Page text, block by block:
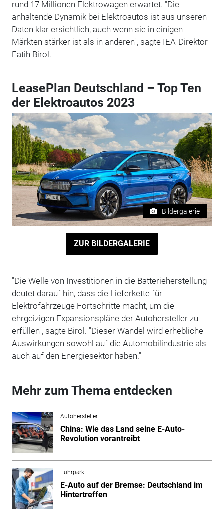
rund 17 Millionen Elektrowagen erwartet. "Die
anhaltende Dynamik bei Elektroautos ist aus unseren
Daten klar ersichtlich, auch wenn sie in einigen
Märkten stärker ist als in anderen", sagte IEA-Direktor
Fatih Birol.
LeasePlan Deutschland – Top Ten
der Elektroautos 2023
Bildergalerie
ZUR BILDERGALERIE
"Die Welle von Investitionen in die Batterieherstellung
deutet darauf hin, dass die Lieferkette für
Elektrofahrzeuge Fortschritte macht, um die
ehrgeizigen Expansionspläne der Autohersteller zu
erfüllen", sagte Birol. "Dieser Wandel wird erhebliche
Auswirkungen sowohl auf die Automobilindustrie als
auch auf den Energiesektor haben."
Mehr zum Thema entdecken
Autohersteller
China: Wie das Land seine E-Auto-
Revolution vorantreibt
Fuhrpark
E-Auto auf der Bremse: Deutschland im
Hintertreffen